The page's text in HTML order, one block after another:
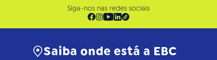
Siga-nos nas redes sociais
Saiba onde está a EBC